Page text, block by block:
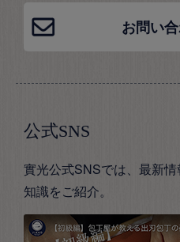
お問い
公式SNS
實光公式SNSでは、最新
知識をご紹介。